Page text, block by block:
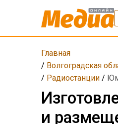
Главная
/ Волгоградская
/ Радиостанции/
и